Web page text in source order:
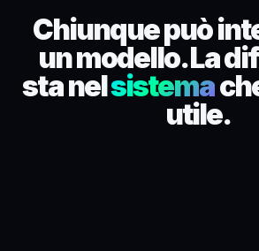
Chiunque può
un modello. La
sta nelsistema
utile.